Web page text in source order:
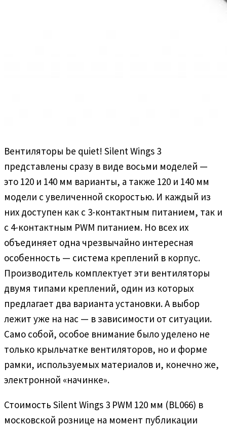
Вентиляторы be quiet! Silent Wings 3
представлены сразу в виде восьми моделей —
это 120 и 140 мм варианты, а также 120 и 140 мм
модели с увеличенной скоростью. И каждый из
них доступен как с 3-контактным питанием, так и
с 4-контактным PWM питанием. Но всех их
объединяет одна чрезвычайно интересная
особенность — система креплений в корпус.
Производитель комплектует эти вентиляторы
двумя типами креплений, один из которых
предлагает два варианта установки. А выбор
лежит уже на нас — в зависимости от ситуации.
Само собой, особое внимание было уделено не
только крыльчатке вентиляторов, но и форме
рамки, используемых материалов и, конечно же,
электронной «начинке».
Стоимость Silent Wings 3 PWM 120 мм (BL066) в
московской рознице на момент публикации